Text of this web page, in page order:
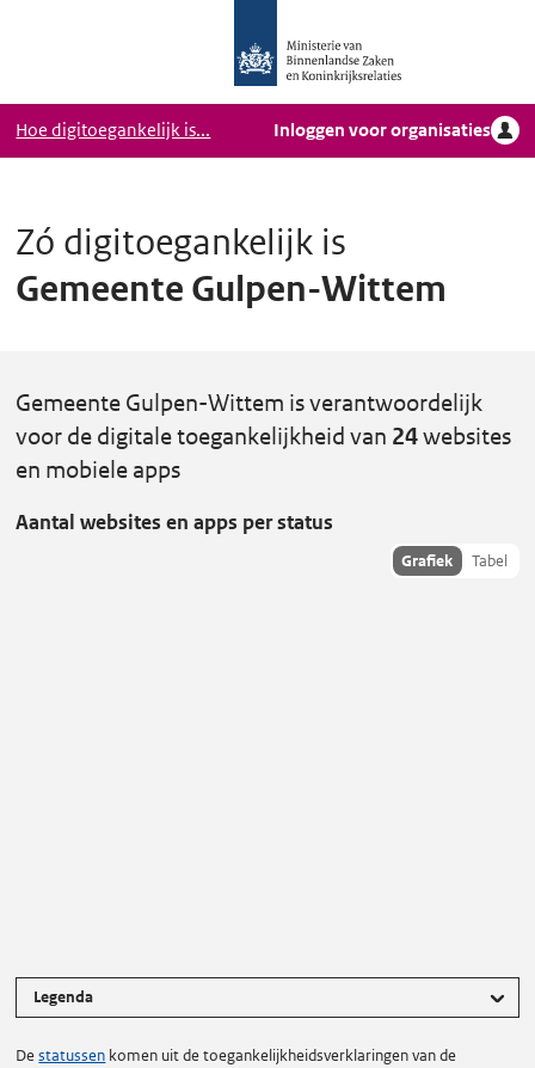
Ministerie
van
Binnenlandse
Zaken
en
Homepage
DigiToegankelijk
Hoe digitoegankelijk is... Inloggen voor organisaties
Zó digitoegankelijk is
Gemeente Gulpen-Wittem
Gemeente Gulpen-Wittem is verantwoordelijk
voor de digitale toegankelijkheid van 24websites
en mobiele apps
Aantal websites en apps per status
Toon
Grafiek Tabel
Status van toegankelijkheid
Legenda
Destatussen komen uit de toegankelijkheidsverklaringen van de